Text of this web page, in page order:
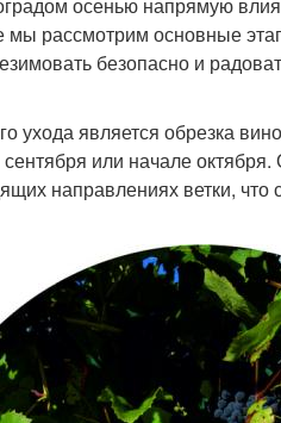
рассмотрим основные
безопасно и
ухода является обрезка
или начале
направлениях ветки,